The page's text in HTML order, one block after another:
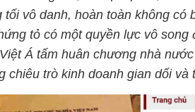
tối vô danh, hoàn toàn không có
tỏ có một quyền lực vô song
Á tấm huân chương nhà
chiêu trò kinh doanh gian dối và